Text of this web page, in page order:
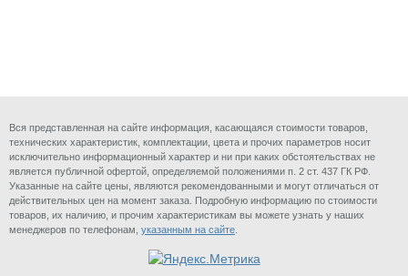
Вся представленная на сайте информация, касающаяся стоимости товаров,
технических характеристик, комплектации, цвета и прочих параметров носит
исключительно информационный характер и ни при каких обстоятельствах не
является публичной офертой, определяемой положениями п. 2 ст. 437 ГК РФ.
Указанные на сайте цены, являются рекомендованными и могут отличаться от
действительных цен на момент заказа. Подробную информацию по стоимости
товаров, их наличию, и прочим характеристикам вы можете узнать у наших
менеджеров по телефонам, указанным на сайте